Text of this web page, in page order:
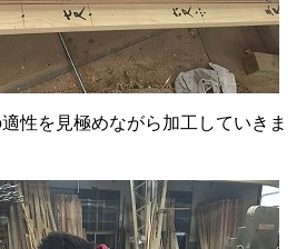
性を見極めながら加工していきま